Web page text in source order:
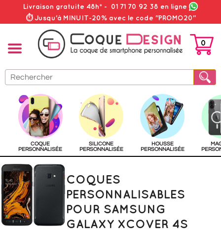
Livraison gratuite 48h* - 01 71 70 92 38 en ligne
⏱ Jusqu'à MINUIT-20% avec le code "PROMO20"
PANIER
0
COQUE
PERSONNALISÉE
SILICONE
PERSONNALISÉE
HOUSSE
PERSONNALISÉE
COQUES
PERSONNALISABLES
POUR SAMSUNG
GALAXY XCOVER 4S